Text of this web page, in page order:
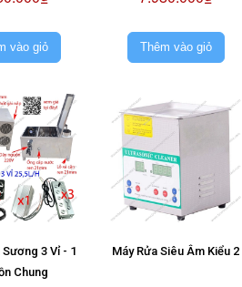
Pin)
vào giỏ
Không Pin)
Thêm vào giỏ
Sương 3 Vỉ - 1
Chung
Máy Rửa Siêu Âm Kiểu 2